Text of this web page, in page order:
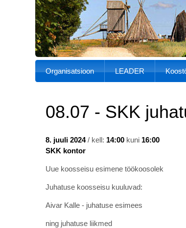
Organisatsioon LEADER
08.07 - SKK
8. juuli 2024/ kell: 14:00 kuni 16:00
SKK kontor
Uue koosseisu esimene töökoosolek
Juhatuse koosseisu kuuluvad:
Aivar Kalle - juhatuse esimees
ning juhatuse liikmed